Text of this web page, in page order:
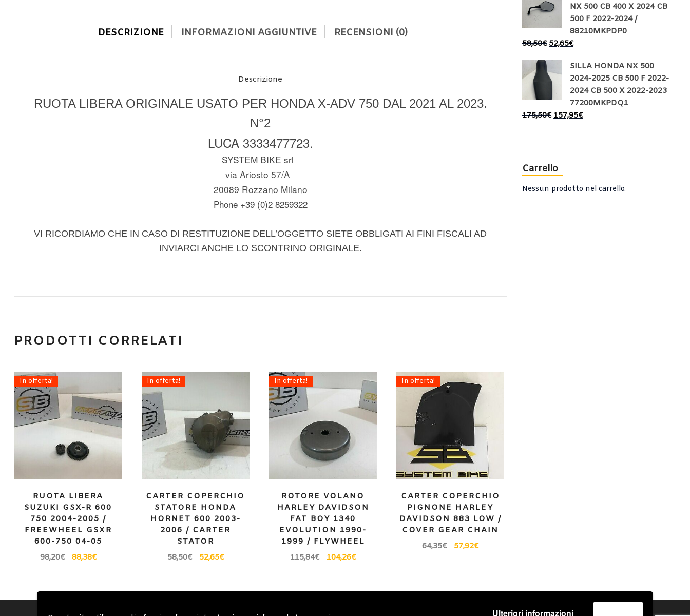
Ulteriori informazioni
DESCRIZIONE INFORMAZIONI AGGIUNTIVE RECENSIONI (0)
Descrizione
RUOTA LIBERA ORIGINALE USATO PER HONDA X-ADV 750 DAL 2021 AL 2023.
N°2
LUCA 3333477723.
SYSTEM BIKE srl
via Ariosto 57/A
20089 Rozzano Milano
Phone +39 (0)2 8259322
VI RICORDIAMO CHE IN CASO DI RESTITUZIONE DELL’OGGETTO SIETE OBBLIGATI AI FINI FISCALI AD
INVIARCI ANCHE LO SCONTRINO ORIGINALE.
PRODOTTI CORRELATI
In offerta!
RUOTA LIBERA
SUZUKI GSX-R 600
750 2004-2005 /
FREEWHEEL GSXR
600-750 04-05
98,20€ 88,38€
In offerta!
CARTER COPERCHIO
STATORE HONDA
HORNET 600 2003-
2006 / CARTER
STATOR
58,50€ 52,65€
In offerta!
ROTORE VOLANO
HARLEY DAVIDSON
FAT BOY 1340
EVOLUTION 1990-
1999 / FLYWHEEL
115,84€ 104,26€
In offerta!
CARTER COPERCHIO
PIGNONE HARLEY
DAVIDSON 883 LOW /
COVER GEAR CHAIN
64,35€ 57,92€
NX 500 CB 400 X 2024 CB
500 F 2022-2024 /
88210MKPDP0
58,50€ 52,65€
SILLA HONDA NX 500
2024-2025 CB 500 F 2022-
2024 CB 500 X 2022-2023
77200MKPDQ1
175,50€ 157,95€
Carrello
Nessun prodotto nel carrello.
Account Condizioni Generali Note generali Spedizione e Consegna